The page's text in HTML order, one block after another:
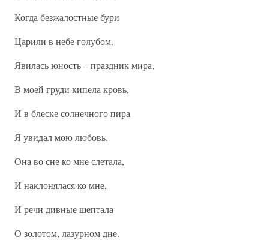
Когда безжалостные бури
Царили в небе голубом.
Явилась юность – праздник мира,
В моей груди кипела кровь,
И в блеске солнечного пира
Я увидал мою любовь.
Она во сне ко мне слетала,
И наклонялася ко мне,
И речи дивные шептала
О золотом, лазурном дне.